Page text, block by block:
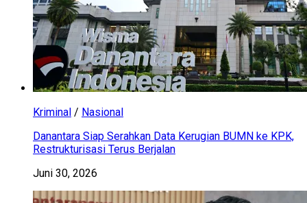
Kriminal / Nasional
Danantara Siap Serahkan Data Kerugian BUMN ke KPK,
Restrukturisasi Terus Berjalan
Juni 30, 2026